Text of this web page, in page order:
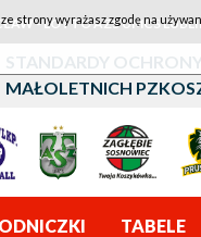
- LOTTO AZS UMCS
STANDARDY OCHRONY
MAŁOLETNICH
TABELE
strony wyrażasz zgodę na